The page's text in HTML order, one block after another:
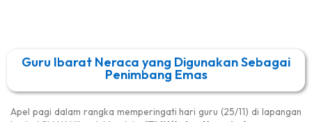
Guru Ibarat Neraca yang Digunakan Sebagai
Penimbang Emas
Apel pagi dalam rangka memperingati hari guru (25/11) di lapangan